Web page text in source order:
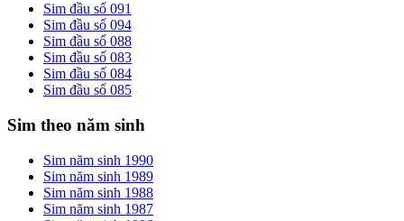
Sim đầu số 091
Sim đầu số 094
Sim đầu số 088
Sim đầu số 083
Sim đầu số 084
Sim đầu số 085
Sim theo năm sinh
Sim năm sinh 1990
Sim năm sinh 1989
Sim năm sinh 1988
Sim năm sinh 1987